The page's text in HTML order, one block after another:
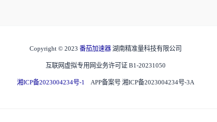
Copyright © 2023 番茄加速器 湖南精准量科技有限公司
互联网虚拟专用网业务许可证 B1-20231050
湘ICP备2023004234号-1 APP备案号 湘ICP备2023004234号-3A